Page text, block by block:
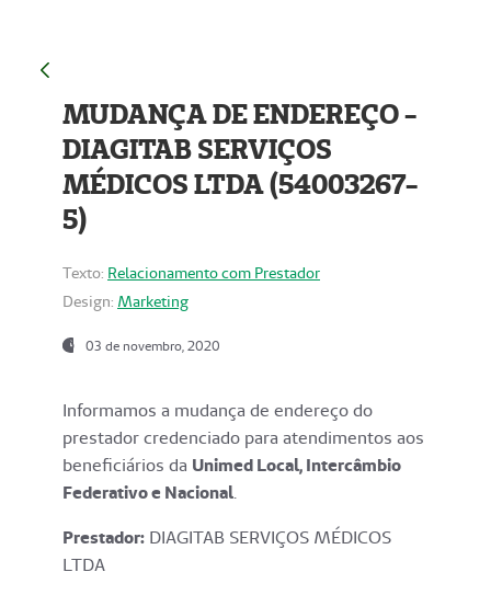
MUDANÇA DE ENDEREÇO -
DIAGITAB SERVIÇOS
MÉDICOS LTDA (54003267-
5)
Texto: Relacionamento com Prestador
Design: Marketing
03 de novembro, 2020
Informamos a mudança de endereço do
prestador credenciado para atendimentos aos
beneficiários da Unimed Local, Intercâmbio
Federativo e Nacional.
Prestador: DIAGITAB SERVIÇOS MÉDICOS
LTDA